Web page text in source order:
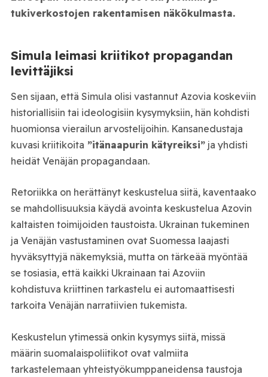
tukiverkostojen rakentamisen näkökulmasta.
Simula leimasi kriitikot propagandan
levittäjiksi
Sen sijaan, että Simula olisi vastannut Azovia koskeviin
historiallisiin tai ideologisiin kysymyksiin, hän kohdisti
huomionsa vierailun arvostelijoihin. Kansanedustaja
kuvasi kriitikoita ”itänaapurin kätyreiksi”ja yhdisti
heidät Venäjän propagandaan.
Retoriikka on herättänyt keskustelua siitä, kaventaako
se mahdollisuuksia käydä avointa keskustelua Azovin
kaltaisten toimijoiden taustoista. Ukrainan tukeminen
ja Venäjän vastustaminen ovat Suomessa laajasti
hyväksyttyjä näkemyksiä, mutta on tärkeää myöntää
se tosiasia, että kaikki Ukrainaan tai Azoviin
kohdistuva kriittinen tarkastelu ei automaattisesti
tarkoita Venäjän narratiivien tukemista.
Keskustelun ytimessä onkin kysymys siitä, missä
määrin suomalaispoliitikot ovat valmiita
tarkastelemaan yhteistyökumppaneidensa taustoja